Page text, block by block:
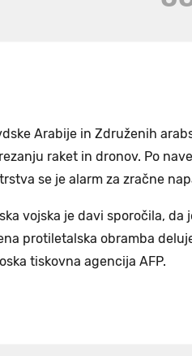
Arabije in Združenih
raket in dronov. Po
se je alarm za zračne
vojska je davi sporočila,
protiletalska obramba
tiskovna agencija AFP.